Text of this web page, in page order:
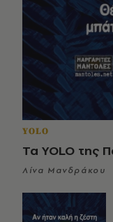
YOLO
Τα YOLO της
Λίνα Μανδράκου